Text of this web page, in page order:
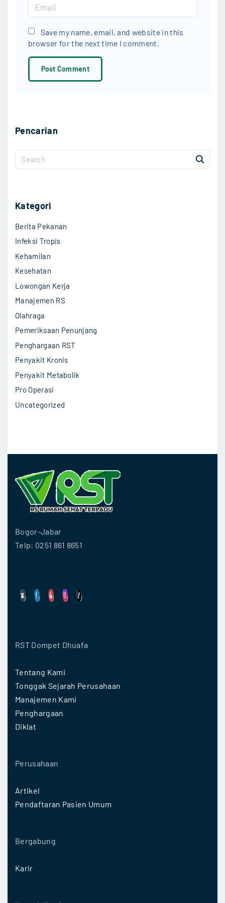
e
*
m
a
i
l
Save my name, email, and website in this
browser for the next time I comment.
Pencarian
e
Kategori
Berita Pekanan
Infeksi Tropis
Kehamilan
Kesehatan
Lowongan Kerja
Manajemen RS
Olahraga
Pemeriksaan Penunjang
Penghargaan RST
Penyakit Kronis
Penyakit Metabolik
Pro Operasi
Uncategorized
Bogor-Jabar
Telp: 0251 861 8651
RST Dompet Dhuafa
Tentang Kami
Tonggak Sejarah Perusahaan
Manajemen Kami
Penghargaan
Diklat
Perusahaan
Artikel
Pendaftaran Pasien Umum
Bergabung
Karir